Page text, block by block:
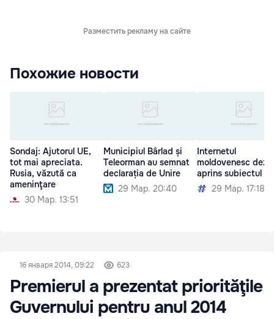
Разместить рекламу на сайте
Похожие новости
Sondaj: Ajutorul UE,
tot mai apreciata.
Rusia, văzută ca
ameninţare
30 Мар. 13:51
Municipiul Bârlad și
Teleorman au semnat
declarația de Unire
29 Мар. 20:40
Internetul
moldovenesc
aprins subiectul
29 Мар. 17:18
16 января 2014, 09:22 623
Premierul a prezentat priorităţile
Guvernului pentru anul 2014